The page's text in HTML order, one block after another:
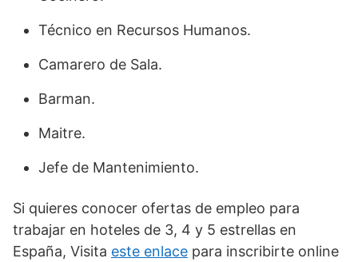
Técnico en Recursos Humanos.
Camarero de Sala.
Barman.
Maitre.
Jefe de Mantenimiento.
Si quieres conocer ofertas de empleo para
trabajar en hoteles de 3, 4 y 5 estrellas en
España, Visita este enlace para inscribirte online